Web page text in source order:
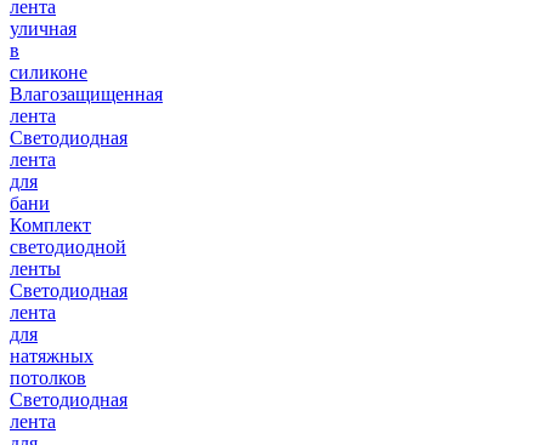
лента
уличная
в
силиконе
Влагозащищенная
лента
Светодиодная
лента
для
бани
Комплект
светодиодной
ленты
Светодиодная
лента
для
натяжных
потолков
Светодиодная
лента